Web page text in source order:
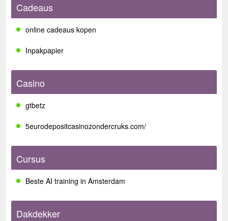
Cadeaus
online cadeaus kopen
Inpakpapier
Casino
gtbetz
5eurodepositcasinozondercruks.com/
Cursus
Beste AI training in Amsterdam
Dakdekker